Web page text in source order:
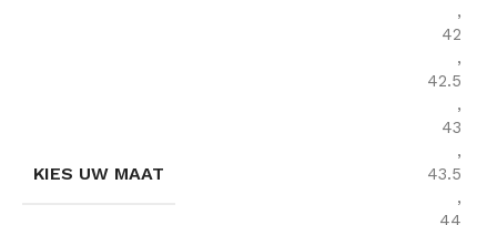
KIES UW MAAT
,
42
,
42.5
,
43
,
43.5
,
44